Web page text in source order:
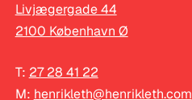
Livjægergade 44
2100 København Ø
T: 27 28 41 22
M: henrikleth@henrikleth.com